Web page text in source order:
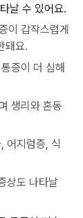
날 수 있어요.
이 갑작스럽게
돼요.
증이 더 심해
생리와 혼동
어지럼증, 식
상도 나타날